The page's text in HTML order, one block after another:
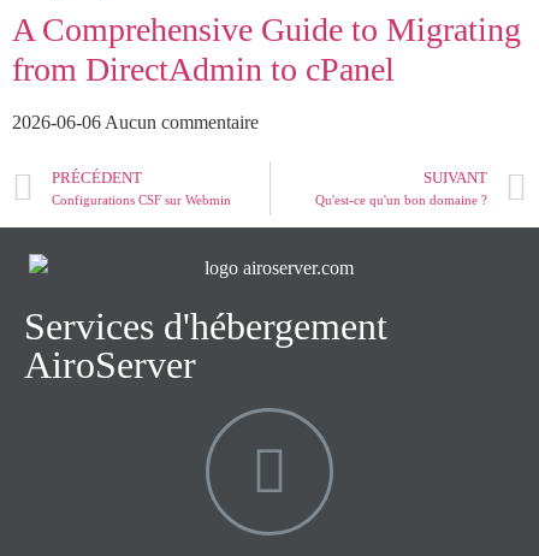
A Comprehensive Guide to Migrating
from DirectAdmin to cPanel
2026-06-06 Aucun commentaire
PRÉCÉDENT
Configurations CSF sur Webmin
SUIVANT
Qu'est-ce qu'un bon domaine ?
Services d'hébergement
AiroServer